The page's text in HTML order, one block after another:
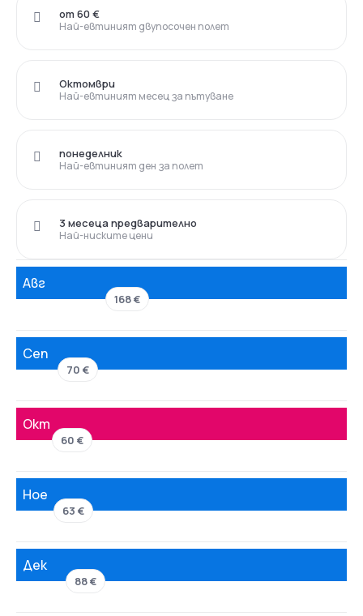
Най-евтиният двупосочен полет
от 60 €
Най-евтиният месец за пътуване
Октомври
Най-евтиният ден за полет
понеделник
Най-ниските цени
3 месеца предварително
Авг
168 €
Сеп
70 €
Окт
60 €
Ное
63 €
Дек
88 €